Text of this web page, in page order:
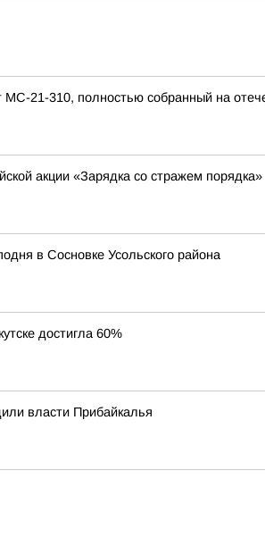
21-310, полностью собранный на
акции «Зарядка со стражем порядка»
в Сосновке Усольского района
достигла 60%
власти Прибайкалья